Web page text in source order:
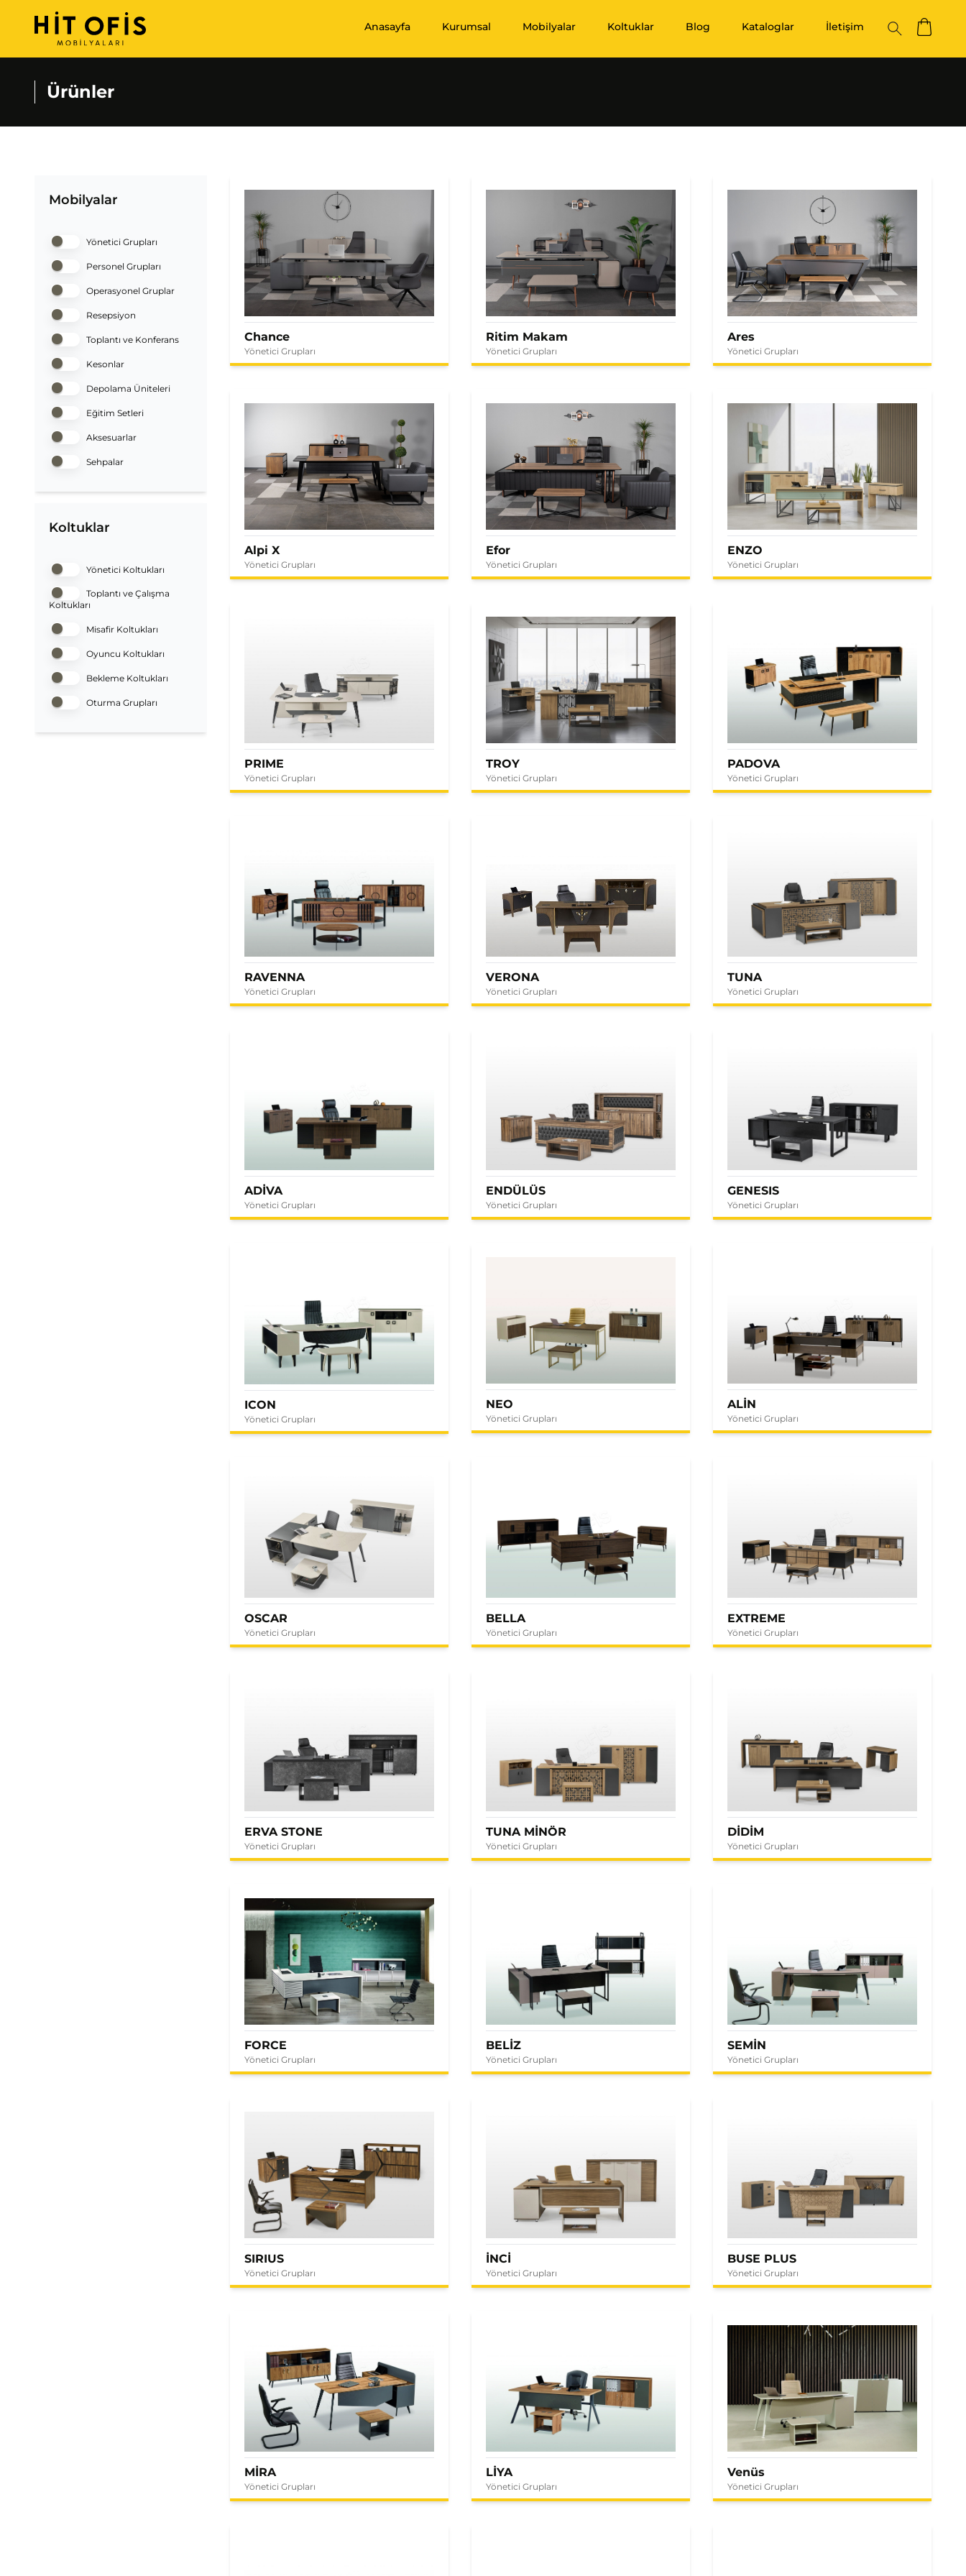
Anasayfa Kurumsal Mobilyalar Koltuklar Blog Kataloglar İletişim
Ürünler
Mobilyalar
Yönetici Grupları
Personel Grupları
Operasyonel Gruplar
Resepsiyon
Toplantı ve Konferans
Kesonlar
Depolama Üniteleri
Eğitim Setleri
Aksesuarlar
Sehpalar
Koltuklar
Yönetici Koltukları
Toplantı ve Çalışma
Koltukları
Misafir Koltukları
Oyuncu Koltukları
Bekleme Koltukları
Oturma Grupları
Chance
Yönetici Grupları
Ritim Makam
Yönetici Grupları
Ares
Yönetici Grupları
Alpi X
Yönetici Grupları
Efor
Yönetici Grupları
ENZO
Yönetici Grupları
PRIME
Yönetici Grupları
TROY
Yönetici Grupları
PADOVA
Yönetici Grupları
RAVENNA
Yönetici Grupları
VERONA
Yönetici Grupları
TUNA
Yönetici Grupları
ADİVA
Yönetici Grupları
ENDÜLÜS
Yönetici Grupları
GENESIS
Yönetici Grupları
ICON
Yönetici Grupları
NEO
Yönetici Grupları
ALİN
Yönetici Grupları
OSCAR
Yönetici Grupları
BELLA
Yönetici Grupları
EXTREME
Yönetici Grupları
ERVA STONE
Yönetici Grupları
TUNA MİNÖR
Yönetici Grupları
DİDİM
Yönetici Grupları
FORCE
Yönetici Grupları
BELİZ
Yönetici Grupları
SEMİN
Yönetici Grupları
SIRIUS
Yönetici Grupları
İNCİ
Yönetici Grupları
BUSE PLUS
Yönetici Grupları
MİRA
Yönetici Grupları
LİYA
Yönetici Grupları
Venüs
Yönetici Grupları